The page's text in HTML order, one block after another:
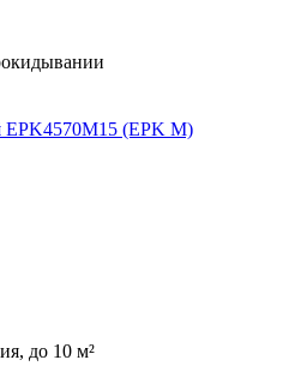
EPK4570M15 (EPK M)
до 10 м²